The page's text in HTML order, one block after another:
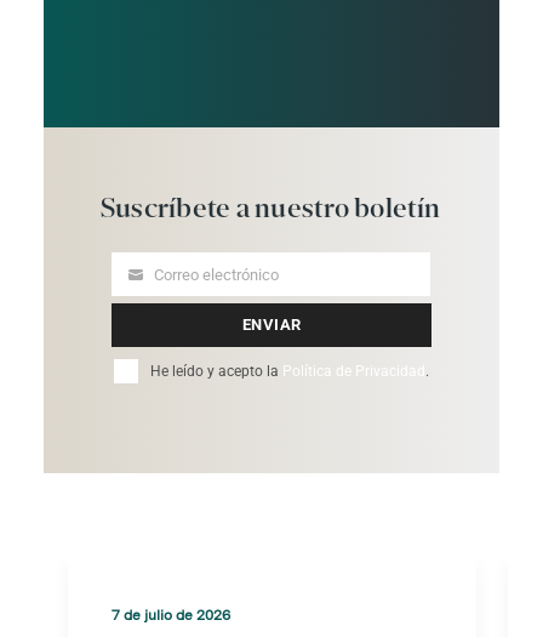
Suscríbete a nuestroboletín
Your
Correo electrónico
ENVIAR
He leído y acepto la Política de Privacidad .
7 de julio de 2026